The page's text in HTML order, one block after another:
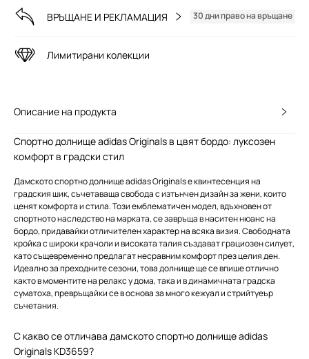
ВРЪЩАНЕ И РЕКЛАМАЦИЯ 30 дни право на връщане
Лимитирани колекции
Описание на продукта
Спортно долнище adidas Originals в цвят бордо: луксозен
комфорт в градски стил
Дамското спортно долнище adidas Originals е квинтесенция на
градския шик, съчетаваща свобода с изтънчен дизайн за жени, които
ценят комфорта и стила. Този емблематичен модел, вдъхновен от
спортното наследство на марката, се завръща в наситен нюанс на
бордо, придавайки отличителен характер на всяка визия. Свободната
кройка с широки крачоли и високата талия създават грациозен силует,
като същевременно предлагат несравним комфорт през целия ден.
Идеално за преходните сезони, това долнище ще се впише отлично
както в моментите на релакс у дома, така и в динамичната градска
суматоха, превръщайки се в основа за много кежуал и стрийтуеър
съчетания.
С какво се отличава дамското спортно долнище adidas
Originals KD3659?